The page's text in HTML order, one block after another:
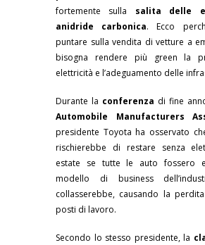
fortemente sulla salita delle
anidride carbonica. Ecco
puntare sulla vendita di vetture a
bisogna rendere più green la
elettricità e l’adeguamento delle
Durante la conferenza di fine
Automobile Manufacturers
presidente Toyota ha osservato
rischierebbe di restare senza
estate se tutte le auto fossero
modello di business
collasserebbe, causando la
posti di lavoro.
Secondo lo stesso presidente, la